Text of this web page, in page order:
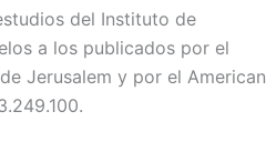
del Instituto de
a los publicados por el
Jerusalem y por el American